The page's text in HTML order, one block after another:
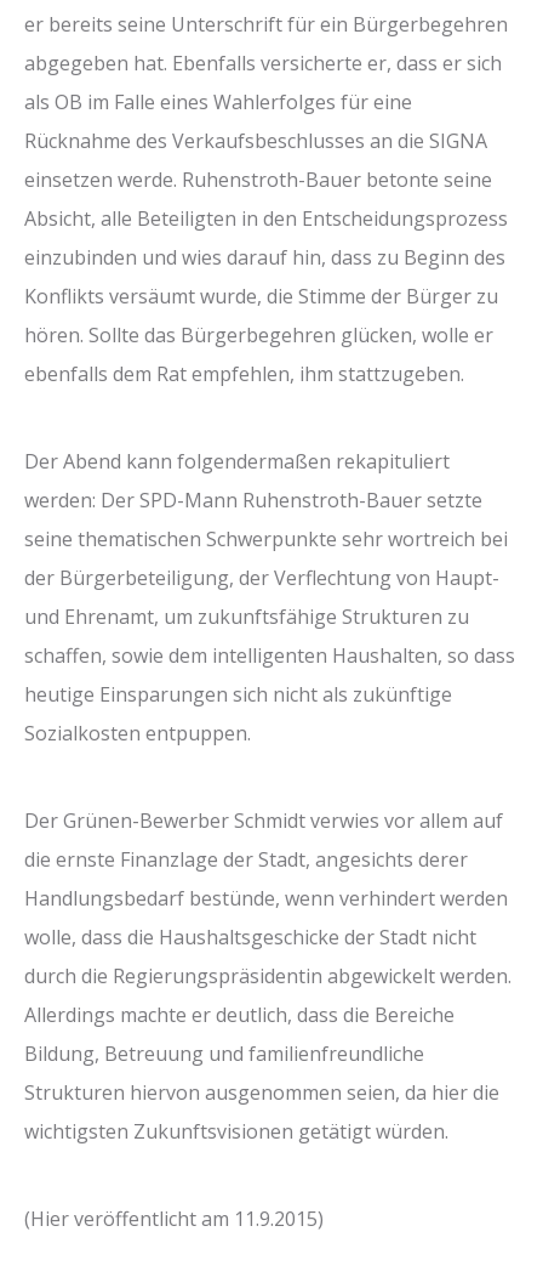
er bereits seine Unterschrift für ein Bürgerbegehren
abgegeben hat. Ebenfalls versicherte er, dass er sich
als OB im Falle eines Wahlerfolges für eine
Rücknahme des Verkaufsbeschlusses an die SIGNA
einsetzen werde. Ruhenstroth-Bauer betonte seine
Absicht, alle Beteiligten in den Entscheidungsprozess
einzubinden und wies darauf hin, dass zu Beginn des
Konflikts versäumt wurde, die Stimme der Bürger zu
hören. Sollte das Bürgerbegehren glücken, wolle er
ebenfalls dem Rat empfehlen, ihm stattzugeben.
Der Abend kann folgendermaßen rekapituliert
werden: Der SPD-Mann Ruhenstroth-Bauer setzte
seine thematischen Schwerpunkte sehr wortreich bei
der Bürgerbeteiligung, der Verflechtung von Haupt-
und Ehrenamt, um zukunftsfähige Strukturen zu
schaffen, sowie dem intelligenten Haushalten, so dass
heutige Einsparungen sich nicht als zukünftige
Sozialkosten entpuppen.
Der Grünen-Bewerber Schmidt verwies vor allem auf
die ernste Finanzlage der Stadt, angesichts derer
Handlungsbedarf bestünde, wenn verhindert werden
wolle, dass die Haushaltsgeschicke der Stadt nicht
durch die Regierungspräsidentin abgewickelt werden.
Allerdings machte er deutlich, dass die Bereiche
Bildung, Betreuung und familienfreundliche
Strukturen hiervon ausgenommen seien, da hier die
wichtigsten Zukunftsvisionen getätigt würden.
(Hier veröffentlicht am 11.9.2015)